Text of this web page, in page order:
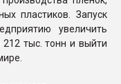
пластиков. Запуск
увеличить
тыс. тонн и выйти